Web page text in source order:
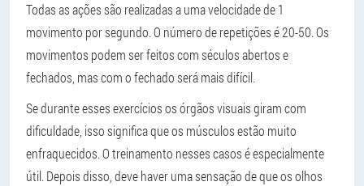
Todas as ações são realizadas a uma velocidade de 1
movimento por segundo. O número de repetições é 20-50. Os
movimentos podem ser feitos com séculos abertos e
fechados, mas com o fechado será mais difícil.
Se durante esses exercícios os órgãos visuais giram com
dificuldade, isso significa que os músculos estão muito
enfraquecidos. O treinamento nesses casos é especialmente
útil. Depois disso, deve haver uma sensação de que os olhos